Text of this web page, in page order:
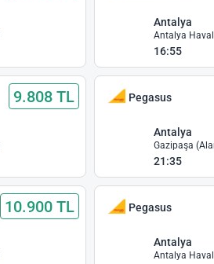
Antalya
Antalya
16:55
9.808 TL Pegasus
Antalya
21:35
10.900 TL Pegasus
Antalya
Antalya